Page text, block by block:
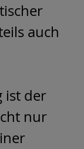
auch
ist der
nur